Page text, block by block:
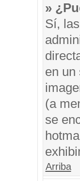
»
Sí,
en un
(a
se
Arriba